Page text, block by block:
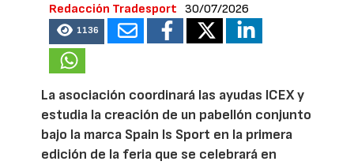
Redacción Tradesport 30/07/2026
1136
La asociación coordinará las ayudas ICEX y
estudia la creación de un pabellón conjunto
bajo la marca Spain Is Sport en la primera
edición de la feria que se celebrará en